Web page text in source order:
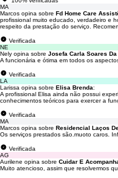
MA
Marcos opina sobre Fd Home Care
profissional muito educado, verdadeiro e
respeito da prestação do serviço.
Verificada
NE
Nely opina sobre Josefa Carla Soares
A funcionária e ótima em todos os
Verificada
LA
Larissa opina sobre Elisa Brenda:
A profissional Elisa ainda não possui
conhecimentos teóricos para exercer a
Verificada
MA
Marcos opina sobre Residencial Laços
Os serviços prestados são.muoto caros.
Verificada
AG
Aurilene opina sobre Cuidar E
Muito atencioso, assim que resolvermos